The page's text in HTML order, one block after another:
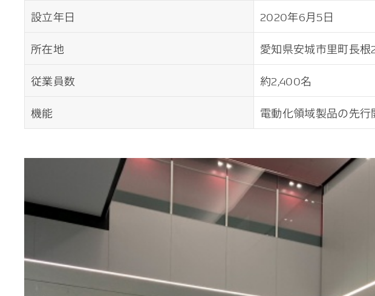
設立年日 2020年6月5日
所在地 愛知県安城市里町長根
従業員数 約2,400名
機能 電動化領域製品の先行